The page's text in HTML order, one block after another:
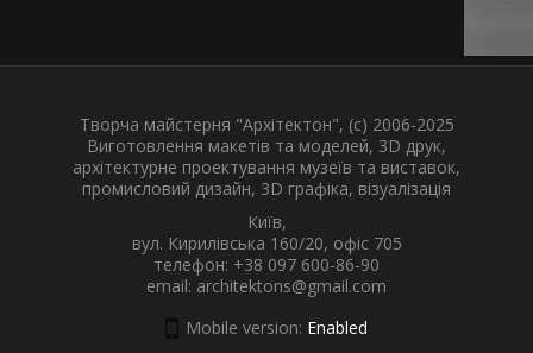
Творча майстерня "Архітектон", (с) 2006-2025
Виготовлення макетів та моделей, 3D друк,
архітектурне проектування музеїв та виставок,
промисловий дизайн, 3D графіка, візуалізація
Київ,
вул. Кирилівська 160/20, офіс 705
телефон: +38 097 600-86-90
email: architektons@gmail.com
Mobile version: Enabled